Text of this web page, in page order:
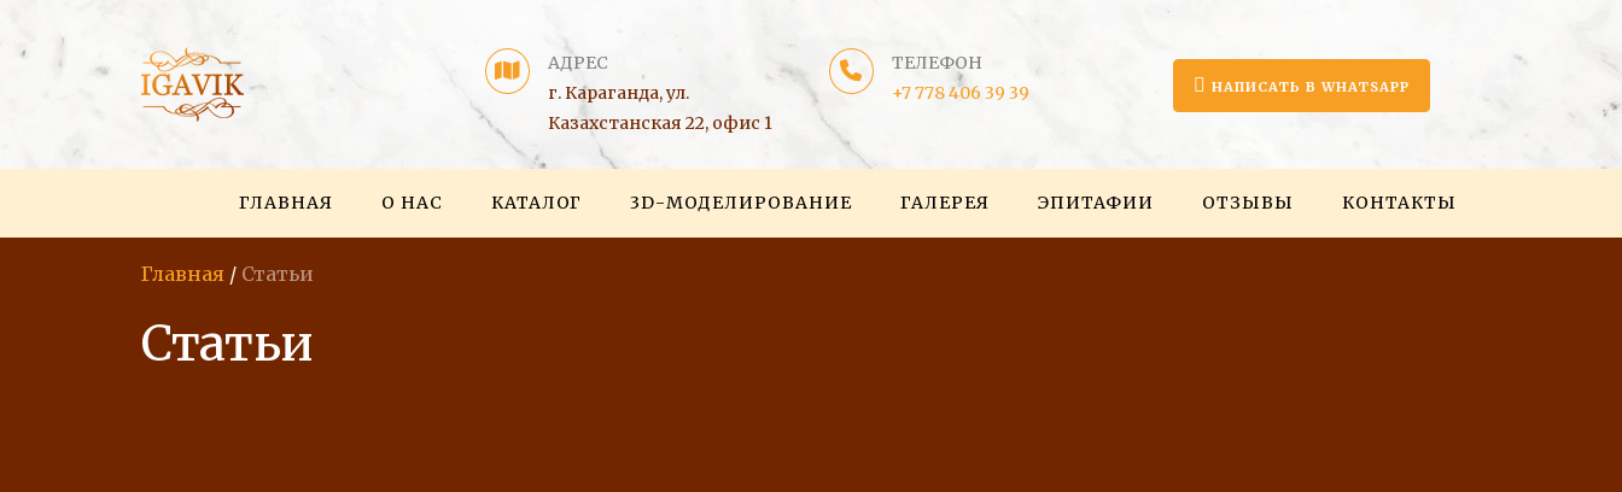
АДРЕС
г. Караганда, ул.
Казахстанская 22, офис 1
ТЕЛЕФОН
+7 778 406 39 39
НАПИСАТЬ В WHATSAPP
ГЛАВНАЯ О НАС КАТАЛОГ 3D-МОДЕЛИРОВАНИЕ ГАЛЕРЕЯ ЭПИТАФИИ ОТЗЫВЫ КОНТАКТЫ
Главная / Статьи
Статьи